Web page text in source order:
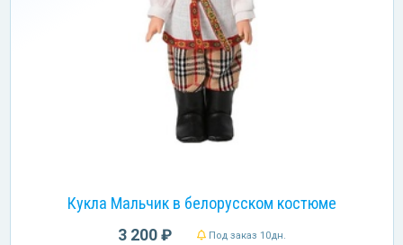
Кукла Мальчик в белорусском костюме
3 200 ₽ Под заказ 10дн.